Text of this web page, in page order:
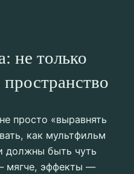
не только
просто «выравнять
как мультфильм
должны быть чуть
мягче, эффекты —